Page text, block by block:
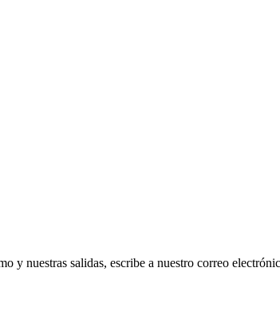
y nuestras salidas, escribe a nuestro correo